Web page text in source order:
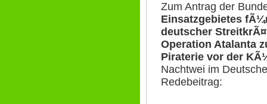
Zum Antrag der
Einsatzgebietes
deutscher
Operation Atalanta
Piraterie vor der
Nachtwei im
Redebeitrag: